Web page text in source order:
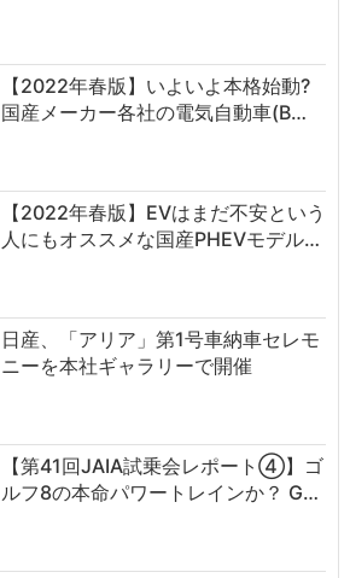
【2022年春版】いよいよ本格始動?
国産メーカー各社の電気自動車(B…
【2022年春版】EVはまだ不安という
人にもオススメな国産PHEVモデル…
日産、「アリア」第1号車納車セレモ
ニーを本社ギャラリーで開催
【第41回JAIA試乗会レポート④】ゴ
ルフ8の本命パワートレインか？ G…